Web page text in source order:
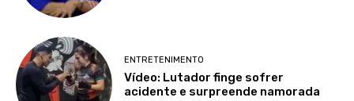
ENTRETENIMENTO
Vídeo: Lutador finge sofrer
acidente e surpreende namorada